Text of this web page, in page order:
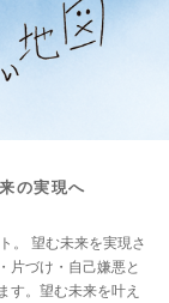
の実現へ
。 望む未来を実現さ
片づけ・自己嫌悪と
す。望む未来を叶え